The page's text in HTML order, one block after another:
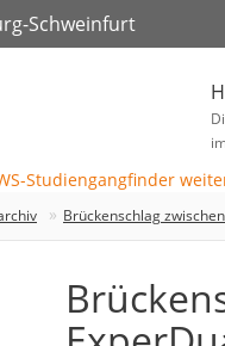
Schweinfurt
Brückenschlag